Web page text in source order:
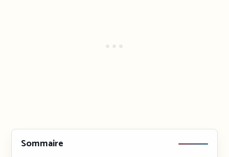
Sommaire